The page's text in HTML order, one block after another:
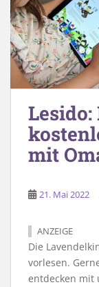
mit
21. Mai 2022
ANZEIGE
Die
vorlesen.
entdecken mit